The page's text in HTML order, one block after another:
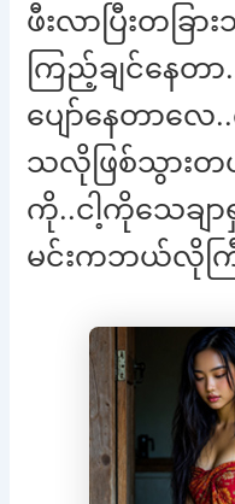
ဖီးလာပြီးတခြ
ကြည့်ချင်နေတ
ပျော်နေတာလေ
သလိုဖြစ်သွားတ
ကို..ငါ့ကိုသေချာရှ
မင်းကဘယ်လိုက